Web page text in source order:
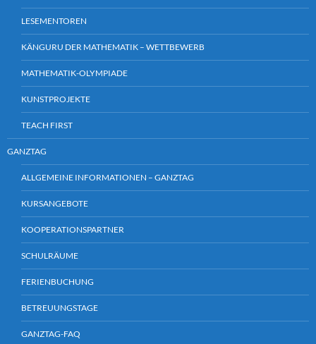
LESEMENTOREN
KÄNGURU DER MATHEMATIK – WETTBEWERB
MATHEMATIK-OLYMPIADE
KUNSTPROJEKTE
TEACH FIRST
GANZTAG
ALLGEMEINE INFORMATIONEN – GANZTAG
KURSANGEBOTE
KOOPERATIONSPARTNER
SCHULRÄUME
FERIENBUCHUNG
BETREUUNGSTAGE
GANZTAG-FAQ